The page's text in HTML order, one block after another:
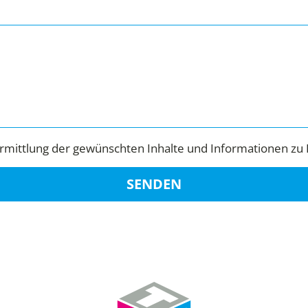
der gewünschten Inhalte und Informationen zu
SENDEN